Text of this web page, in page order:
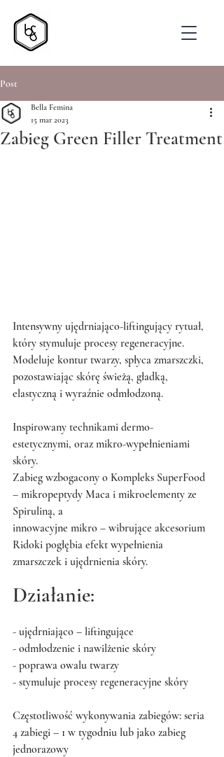
Post
Zabieg Green Filler Treatment
Bella Femina
15 mar 2023
Intensywny ujędrniająco-liftingujący rytuał,
który stymuluje procesy regeneracyjne.
Modeluje kontur twarzy, spłyca zmarszczki,
pozostawiając skórę świeżą, gładką,
elastyczną i wyraźnie odmłodzoną.
Inspirowany technikami dermo-
estetycznymi, oraz mikro-wypełnieniami
skóry.
Zabieg wzbogacony o Kompleks SuperFood
– mikropeptydy Maca i mikroelementy ze
Spiruliną, a
innowacyjne mikro – wibrujące akcesorium
Ridoki pogłębia efekt wypełnienia
zmarszczek i ujędrnienia skóry.
Działanie:
- ujędrniająco – liftingujące
- odmłodzenie i nawilżenie skóry
- poprawa owalu twarzy
- stymuluje procesy regeneracyjne skóry
Częstotliwość wykonywania zabiegów: seria
4 zabiegi – 1 w tygodniu lub jako zabieg
jednorazowy